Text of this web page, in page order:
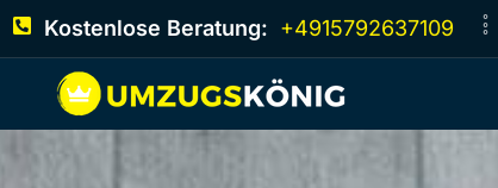
Kostenlose Beratung: +4915792637109